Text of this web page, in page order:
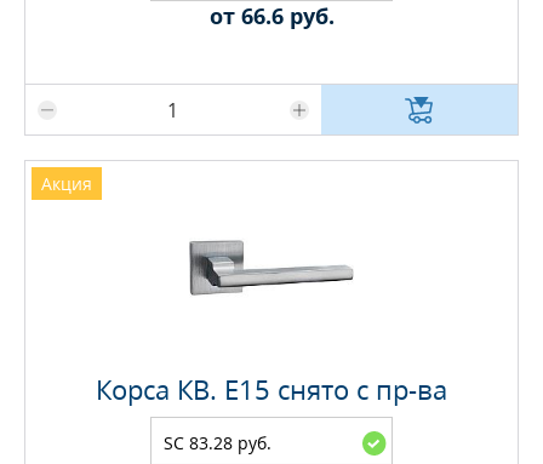
от 66.6 руб.
Акция
Корса КВ. E15 снято с пр-ва
SC 83.28 руб.